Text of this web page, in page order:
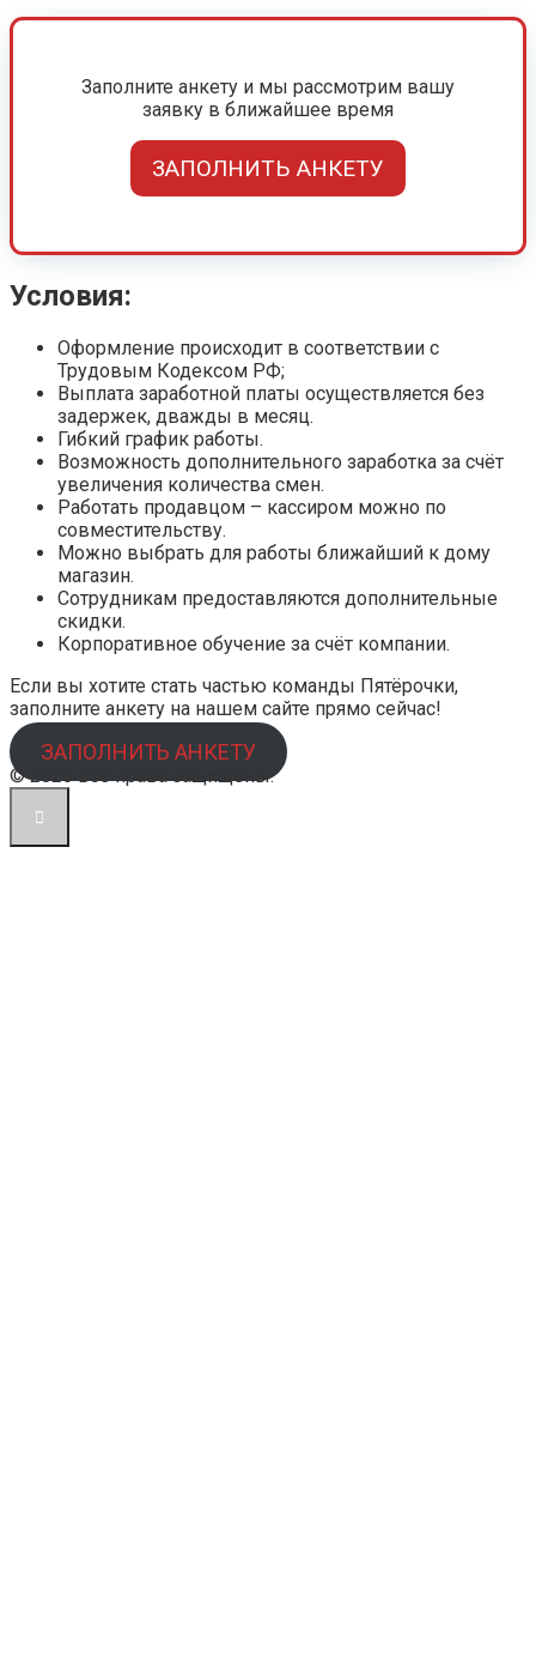
Заполните анкету и мы рассмотрим вашу
заявку в ближайшее время
ЗАПОЛНИТЬ АНКЕТУ
Условия:
Оформление происходит в соответствии с
Трудовым Кодексом РФ;
Выплата заработной платы осуществляется без
задержек, дважды в месяц.
Гибкий график работы.
Возможность дополнительного заработка за счёт
увеличения количества смен.
Работать продавцом – кассиром можно по
совместительству.
Можно выбрать для работы ближайший к дому
магазин.
Сотрудникам предоставляются дополнительные
скидки.
Корпоративное обучение за счёт компании.
Если вы хотите стать частью команды Пятёрочки,
заполните анкету на нашем сайте прямо сейчас!
ЗАПОЛНИТЬ АНКЕТУ
© 2026 Все права защищены.